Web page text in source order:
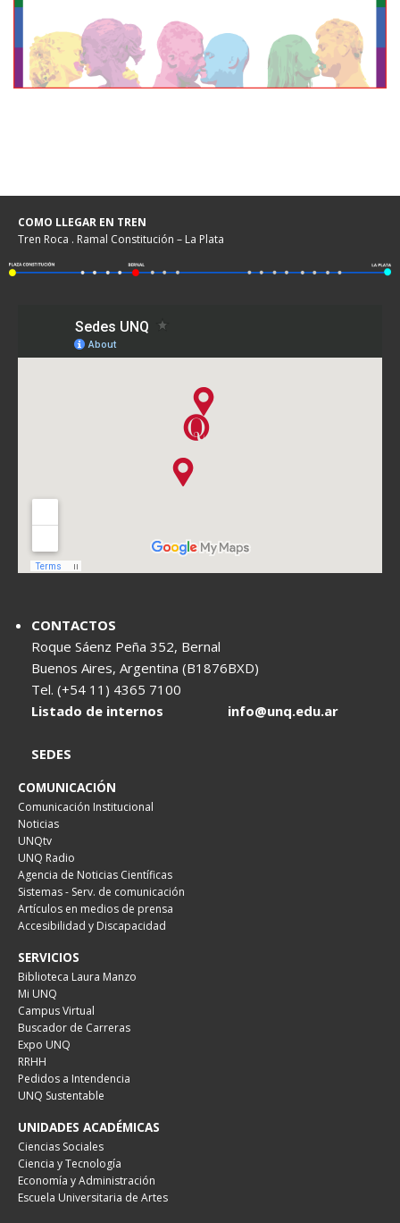
COMO LLEGAR EN TREN
Tren Roca . Ramal Constitución – La Plata
CONTACTOS
Roque Sáenz Peña 352, Bernal
Buenos Aires, Argentina (B1876BXD)
Tel. (+54 11) 4365 7100
Listado de internos
info@unq.edu.ar
SEDES
COMUNICACIÓN
Comunicación Institucional
Noticias
UNQtv
UNQ Radio
Agencia de Noticias Científicas
Sistemas - Serv. de comunicación
Artículos en medios de prensa
Accesibilidad y Discapacidad
SERVICIOS
Biblioteca Laura Manzo
Mi UNQ
Campus Virtual
Buscador de Carreras
Expo UNQ
RRHH
Pedidos a Intendencia
UNQ Sustentable
UNIDADES ACADÉMICAS
Ciencias Sociales
Ciencia y Tecnología
Economía y Administración
Escuela Universitaria de Artes